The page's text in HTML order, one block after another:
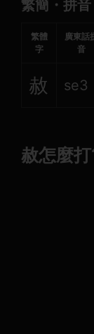
繁簡・拼
繁體
字
廣東話
音
赦 se3
赦怎麼